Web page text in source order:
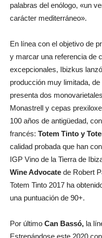
palabras del enólogo, «un
carácter mediterráneo».
En línea con el objetivo de
y marcar una referencia de
excepcionales, Ibizkus
producción muy limitada,
presenta dos
Monastrell y cepas
100 años de antigüedad,
francés: Totem Tinto y
calidad probada que han
IGP Vino de la Tierra de
Wine Advocate de Robert
Totem Tinto 2017 ha
una puntuación de 90+.
Por último Can Bassó, la
Estrenándose este 2020